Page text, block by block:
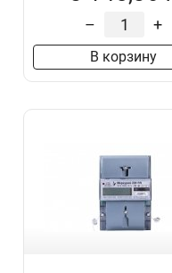
– +
В корзину